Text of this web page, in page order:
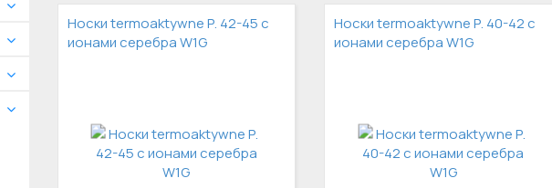
Носки termoaktywne Р. 42-45 с
ионами серебра W1G
Носки termoaktywne Р. 40-42 с
ионами серебра W1G